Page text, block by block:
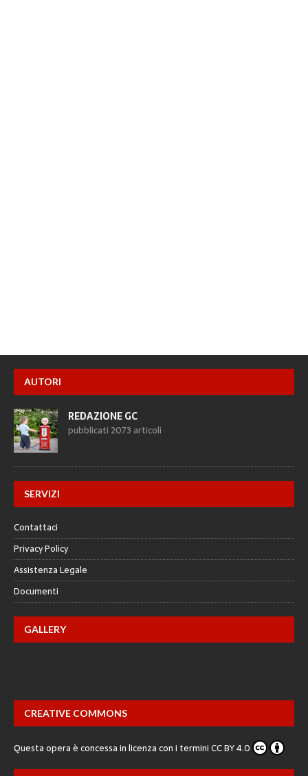
AUTORI
REDAZIONE GC
pubblicati 2073 articoli
SERVIZI
Contattaci
Privacy Policy
Assistenza Legale
Documenti
GALLERY
CREATIVE COMMONS
Questa opera è concessa in licenza con i terminiCC BY 4.0